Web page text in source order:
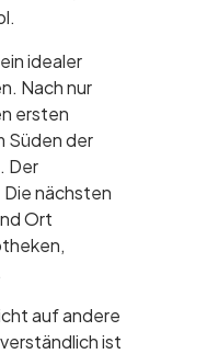
idealer
Nach nur
ersten
Süden der
Der
nächsten
Ort
auf andere
ist